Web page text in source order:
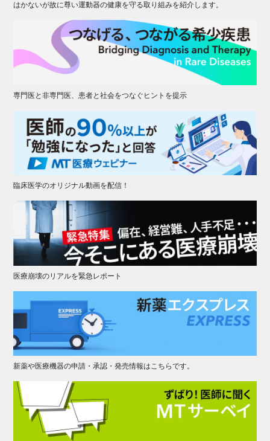
はかないが故に尊い運動器の健康を守る取り組みを紹介します。
専門医と非専門医、患者と社会をつなぐヒントを提示
臨床医学のオリジナル動画を配信！
医療崩壊のリアルを緊急レポート
新薬や医療機器の申請・承認・発売情報はこちらです。